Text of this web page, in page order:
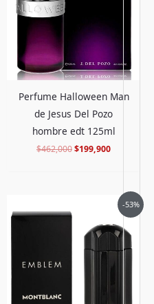
Perfume Halloween Man
de Jesus Del Pozo
hombre edt 125ml
$462,000$199,900
-53%
original
era:
precio
actual
es:
$239,900.